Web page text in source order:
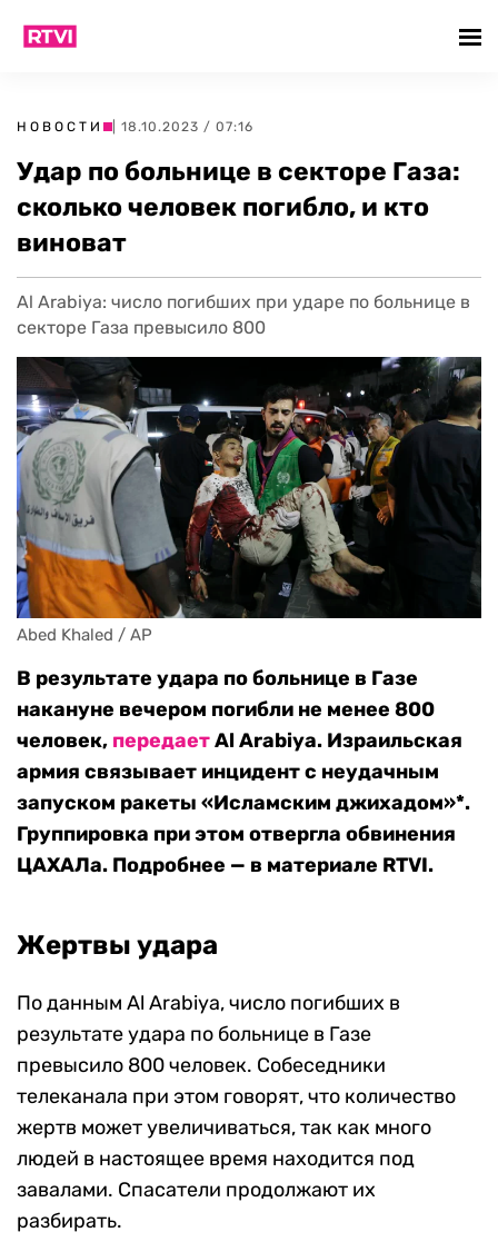
НОВОСТИ | 18.10.2023 / 07:16
Удар по больнице в секторе Газа:
сколько человек погибло, и кто
виноват
Al Arabiya: число погибших при ударе по больнице в
секторе Газа превысило 800
Abed Khaled / AP
В результате удара по больнице в Газе
накануне вечером погибли не менее 800
человек, передаетAl Arabiya. Израильская
армия связывает инцидент с неудачным
запуском ракеты «Исламским джихадом»*.
Группировка при этом отвергла обвинения
ЦАХАЛа. Подробнее — в материале RTVI.
Жертвы удара
По данным Al Arabiya, число погибших в
результате удара по больнице в Газе
превысило 800 человек. Собеседники
телеканала при этом говорят, что количество
жертв может увеличиваться, так как много
людей в настоящее время находится под
завалами. Спасатели продолжают их
разбирать.